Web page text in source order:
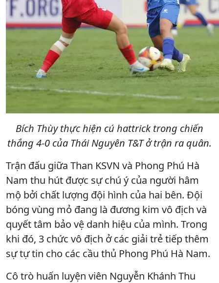
Bích Thùy thực hiện cú hattrick trong chiến
thắng 4-0 của Thái Nguyên T&T ở trận ra quân.
Trận đấu giữa Than KSVN và Phong Phú Hà
Nam thu hút được sự chú ý của người hâm
mộ bởi chất lượng đội hình của hai bên. Đội
bóng vùng mỏ đang là đương kim vô địch và
quyết tâm bảo vệ danh hiệu của mình. Trong
khi đó, 3 chức vô địch ở các giải trẻ tiếp thêm
sự tự tin cho các cầu thủ Phong Phú Hà Nam.
Cô trò huấn luyện viên Nguyễn Khánh Thu